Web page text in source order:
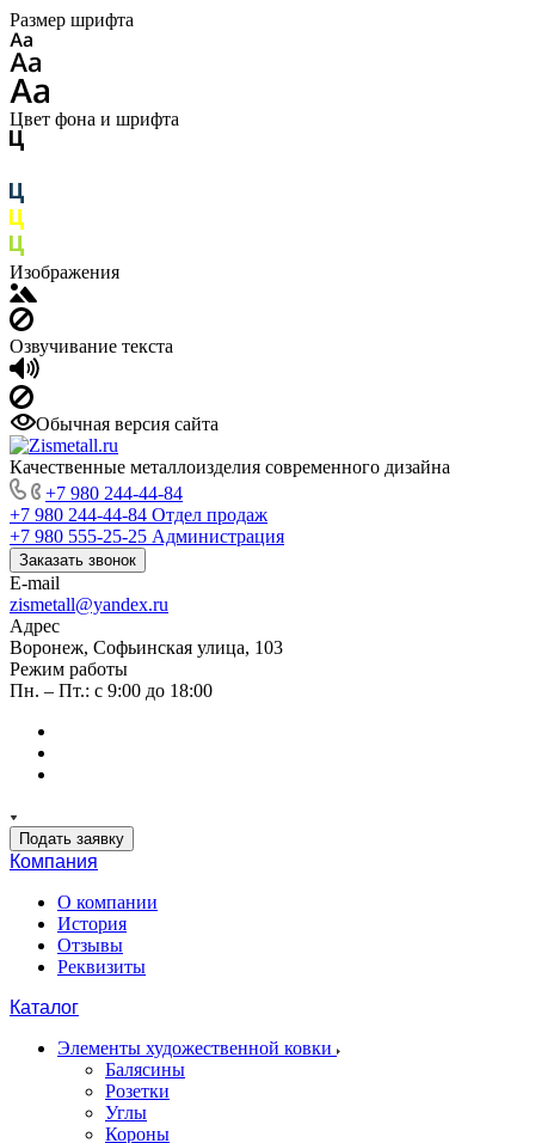
Размер шрифта
Цвет фона и шрифта
Изображения
Озвучивание текста
Обычная версия сайта
Качественные металлоизделия современного дизайна
+7 980 244-44-84
+7 980 244-44-84 Отдел продаж
+7 980 555-25-25 Администрация
Заказать звонок
E-mail
zismetall@yandex.ru
Адрес
Воронеж, Софьинская улица, 103
Режим работы
Пн. – Пт.: с 9:00 до 18:00
Подать заявку
Компания
О компании
История
Отзывы
Реквизиты
Каталог
Элементы художественной ковки
Балясины
Розетки
Углы
Короны